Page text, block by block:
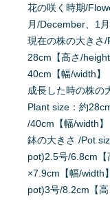
花の咲く時期/
月/December、1
現在の株の大きさ
28cm【高さ/
40cm【幅/width】
成長した時の株の
Plant size：約
/40cm【幅/width】
鉢の大きさ /Pot
pot)2.5号/6.8cm【
×7.9cm【幅/width
pot)3号/8.2cm【高